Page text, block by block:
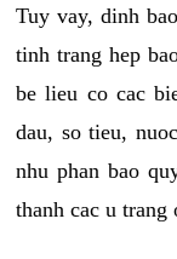
Tuy vay, dinh
tinh trang hep
be lieu co cac
dau, so tieu,
nhu phan bao
thanh cac u trang